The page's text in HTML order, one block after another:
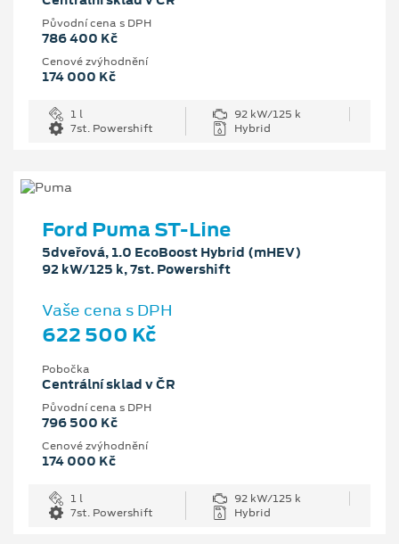
Původní cena s DPH
786 400 Kč
Cenové zvýhodnění
174 000 Kč
1 l
92 kW/125 k
7st. Powershift
Hybrid
Ford Puma ST-Line
5dveřová, 1.0 EcoBoost Hybrid (mHEV)
92 kW/125 k, 7st. Powershift
Vaše cena s DPH
622 500 Kč
Pobočka
Centrální sklad v ČR
Původní cena s DPH
796 500 Kč
Cenové zvýhodnění
174 000 Kč
1 l
92 kW/125 k
7st. Powershift
Hybrid